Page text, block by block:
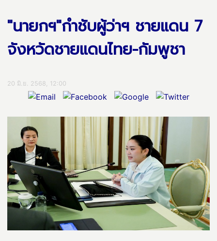
"นายกฯ"กำชับผู้ว่าฯ ชายแดน 7
จังหวัดชายแดนไทย-กัมพูชา
20 มิ.ย. 2568, 12:00